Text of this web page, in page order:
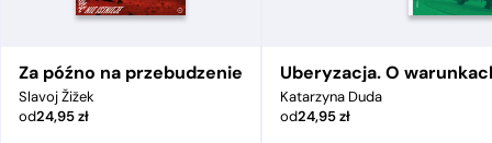
Za późno na przebudzenie
Slavoj Žižek
od24,95zł
Uberyzacja. O
Katarzyna Duda
od24,95zł